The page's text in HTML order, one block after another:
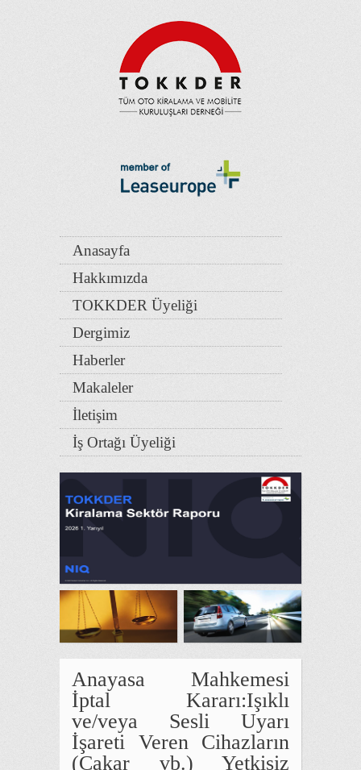
Anasayfa
Hakkımızda
TOKKDER Üyeliği
Dergimiz
Haberler
Makaleler
İletişim
İş Ortağı Üyeliği
Anayasa Mahkemesi
İptal Kararı:Işıklı
ve/veya Sesli Uyarı
İşareti Veren Cihazların
(Çakar vb.) Yetkisiz